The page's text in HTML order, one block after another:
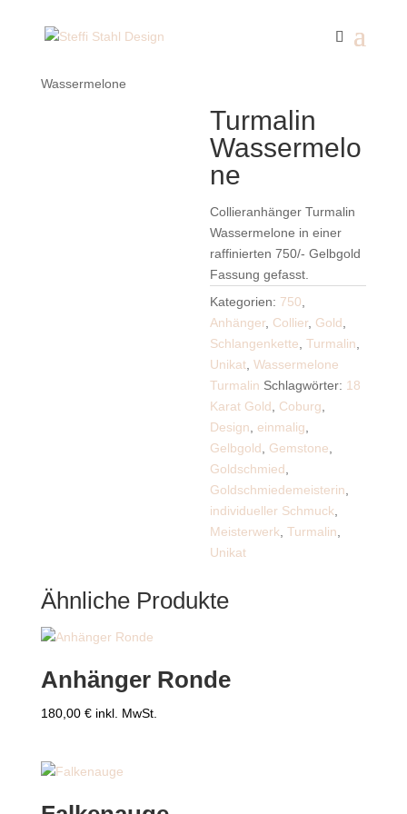
Wassermelone
Turmalin
Wassermelo
ne
Collieranhänger Turmalin
Wassermelone in einer
raffinierten 750/- Gelbgold
Fassung gefasst.
Kategorien: 750
Anhänger, Collier, Gold
Schlangenkette ,Turmalin
Unikat ,Wassermelone
Turmalin Schlagwörter: 18
Karat Gold
Coburg
Design
einmalig
Gelbgold
Gemstone
Goldschmied
Goldschmiedemeisterin
individueller Schmuck
Meisterwerk ,Turmalin
Unikat
Ähnliche Produkte
Anhänger Ronde
180,00 € inkl. MwSt.